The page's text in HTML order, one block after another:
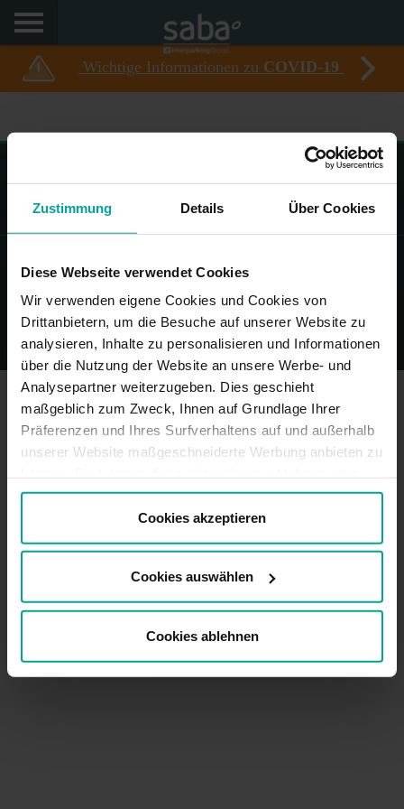
Zustimmung Details Über Cookies
Diese Webseite verwendet Cookies
Wir verwenden eigene Cookies und Cookies von
Drittanbietern, um die Besuche auf unserer Website zu
analysieren, Inhalte zu personalisieren und Informationen
über die Nutzung der Website an unsere Werbe- und
Analysepartner weiterzugeben. Dies geschieht
maßgeblich zum Zweck, Ihnen auf Grundlage Ihrer
Präferenzen und Ihres Surfverhaltens auf und außerhalb
unserer Website maßgeschneiderte Werbung anbieten zu
Ihre Präferenzen auswählen, indem Sie auf die
entsprechende Schaltfläche klicken. Weitere
Informationen finden Sie in der Cookie-Richtlinie.
Cookies akzeptieren
Cookies auswählen
Cookies ablehnen
Wichtige Informationen zu COVID-19
© Saba - Alle Rechte vorbehalten
NUTZUNGSBEDINGUNGEN
Datenschutz Impressum